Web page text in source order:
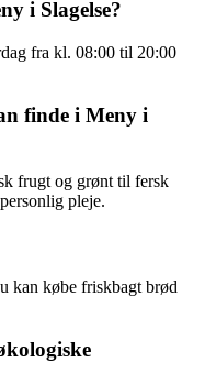
i Slagelse?
fra kl. 08:00 til 20:00
finde i Meny i
frugt og grønt til fersk
pleje.
kan købe friskbagt brød